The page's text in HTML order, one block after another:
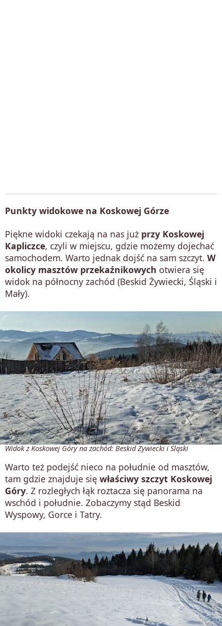
Punkty widokowe na Koskowej Górze
Piękne widoki czekają na nas już przy Koskowej
Kapliczce, czyli w miejscu, gdzie możemy dojechać
samochodem. Warto jednak dojść na sam szczyt. W
okolicy masztów przekaźnikowych otwiera się
widok na północny zachód (Beskid Żywiecki, Śląski i
Mały).
Widok z Koskowej Góry na zachód: Beskid Żywiecki i Śląski
Warto też podejść nieco na południe od masztów,
tam gdzie znajduje się właściwy szczyt Koskowej
Góry. Z rozległych łąk roztacza się panorama na
wschód i południe. Zobaczymy stąd Beskid
Wyspowy, Gorce i Tatry.